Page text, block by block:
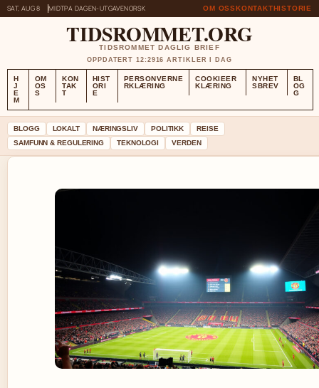
SAT, AUG 8 MIDTPA DAGEN-UTGAVENORSK OM OSSKONTAKTHISTORIE
TIDSROMMET.ORG
TIDSROMMET DAGLIG BRIEF
OPPDATERT 12:2916 ARTIKLER I DAG
H
J
E
M
OM
OS
S
KON
TAK
T
HIST
ORI
E
PERSONVERNE
RKLÆRING
COOKIEER
KLÆRING
NYHET
SBREV
BL
OG
G
BLOGG LOKALT NÆRINGSLIV POLITIKK
REISE
SAMFUNN & REGULERING
TEKNOLOGI VERDEN